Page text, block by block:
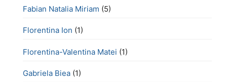
Fabian Natalia Miriam (5)
Florentina Ion (1)
Florentina-Valentina Matei (1)
Gabriela Biea (1)